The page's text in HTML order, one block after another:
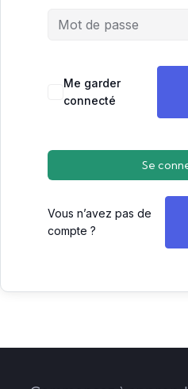
Me garder
connecté
Se
Vous n’avez pas de
compte ?